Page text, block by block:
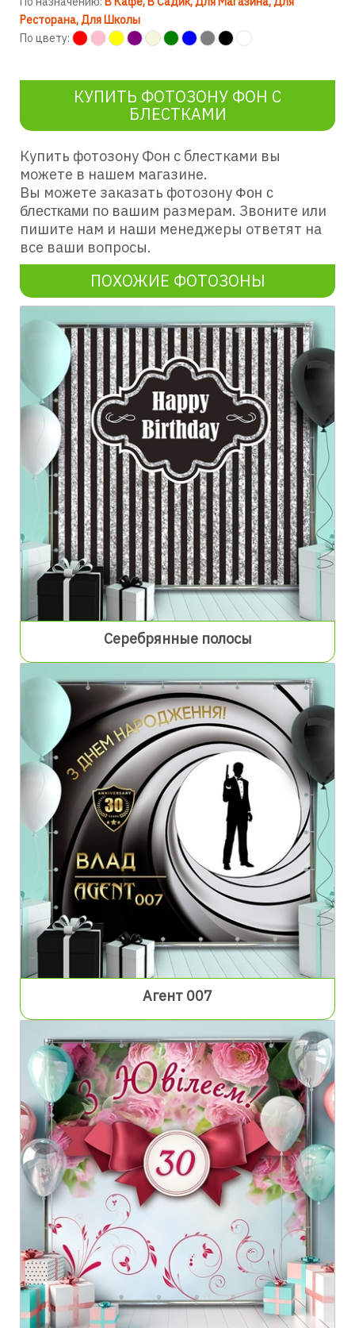
Ресторана Для Школы
По цвету:
КУПИТЬ ФОТОЗОНУ ФОН С
БЛЕСТКАМИ
Купить фотозону Фон с блестками вы
можете в нашем магазине.
Вы можете заказать фотозону Фон с
блестками по вашим размерам. Звоните или
пишите нам и наши менеджеры ответят на
все ваши вопросы.
ПОХОЖИЕ ФОТОЗОНЫ
Серебрянные полосы
Агент 007